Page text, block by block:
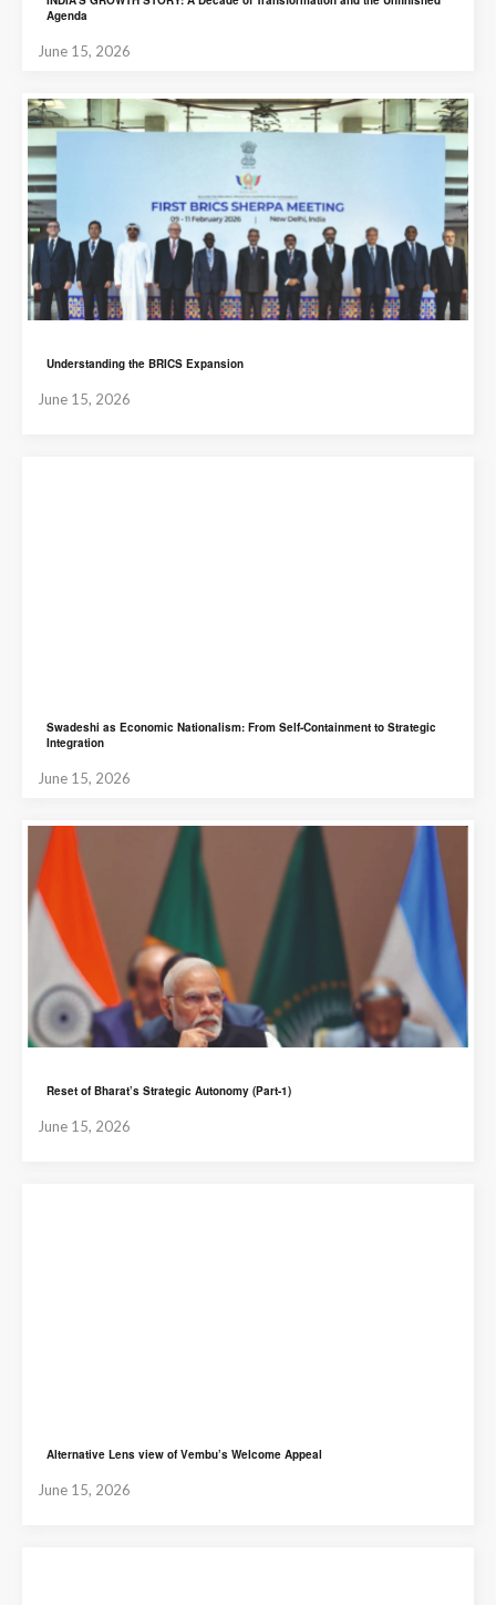
Agenda
June 15, 2026
Understanding the BRICS Expansion
June 15, 2026
Swadeshi as Economic Nationalism: From Self-Containment to Strategic
Integration
June 15, 2026
Reset of Bharat’s Strategic Autonomy (Part-1)
June 15, 2026
Alternative Lens view of Vembu’s Welcome Appeal
June 15, 2026